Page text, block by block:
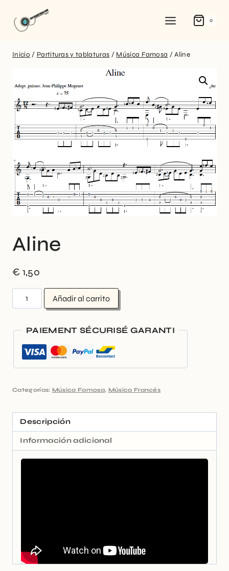
0
Inicio / Partituras y tablaturas / Música Famosa / Aline
Aline
€ 1,50
Añadir al carrito
PAIEMENT SÉCURISÉ GARANTI
Categorías: Música Famosa, Música Francés
Descripción
Información adicional